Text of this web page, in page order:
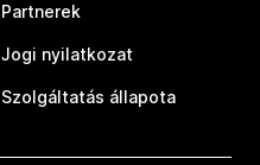
Partnerek
Jogi nyilatkozat
Szolgáltatás állapota